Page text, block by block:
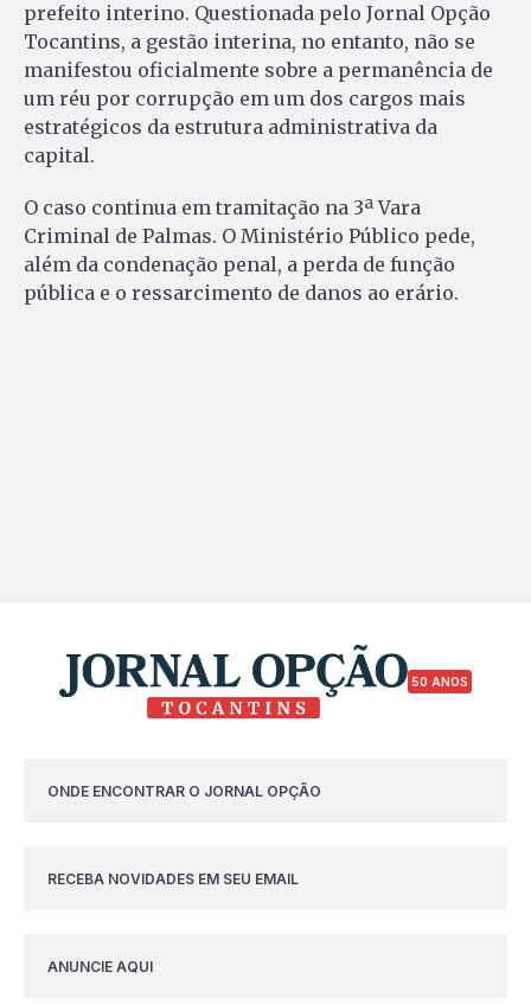
prefeito interino. Questionada pelo Jornal Opção
Tocantins, a gestão interina, no entanto, não se
manifestou oficialmente sobre a permanência de
um réu por corrupção em um dos cargos mais
estratégicos da estrutura administrativa da
capital.
O caso continua em tramitação na 3ª Vara
Criminal de Palmas. O Ministério Público pede,
além da condenação penal, a perda de função
pública e o ressarcimento de danos ao erário.
50 ANOS
ONDE ENCONTRAR O JORNAL OPÇÃO
RECEBA NOVIDADES EM SEU EMAIL
ANUNCIE AQUI